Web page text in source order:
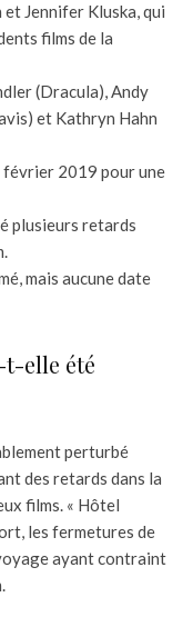
Jennifer Kluska, qui
films de la
(Dracula), Andy
et Kathryn Hahn
février 2019 pour une
plusieurs retards
mais aucune date
elle été
perturbé
des retards dans la
films. « Hôtel
les fermetures de
ayant contraint